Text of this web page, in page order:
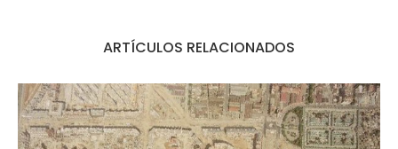
ARTÍCULOS RELACIONADOS